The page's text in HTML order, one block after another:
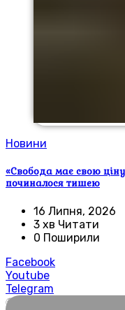
Новини
«Свобода має свою
починалося тишею
16 Липня, 2026
3 хв Читати
0 Поширили
Facebook
Youtube
Telegram
🌍